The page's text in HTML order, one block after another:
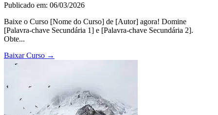
Publicado em: 06/03/2026
Baixe o Curso [Nome do Curso] de [Autor] agora! Domine
[Palavra-chave Secundária 1] e [Palavra-chave Secundária 2].
Obte...
Baixar Curso →